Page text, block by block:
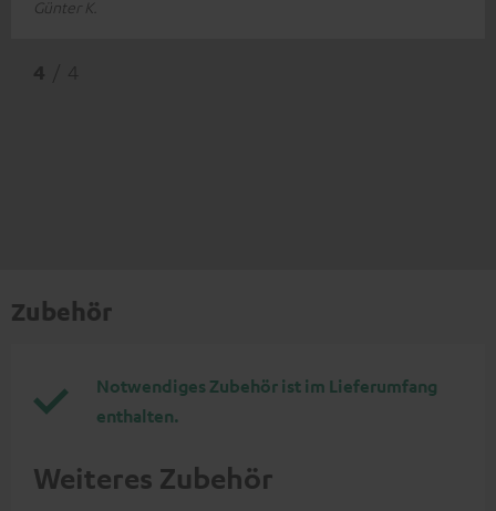
Günter K.
Zubehör
Notwendiges Zubehör ist im Lieferumfang
enthalten.
Weiteres Zubehör